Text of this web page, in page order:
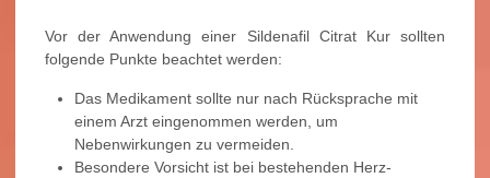
Vor der Anwendung einer Sildenafil Citrat Kur sollten
folgende Punkte beachtet werden:
Das Medikament sollte nur nach Rücksprache mit
einem Arzt eingenommen werden, um
Nebenwirkungen zu vermeiden.
Besondere Vorsicht ist bei bestehenden Herz-